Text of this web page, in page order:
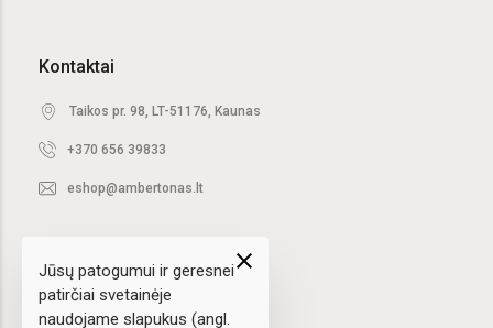
Jūsų patogumui ir geresnei
patirčiai svetainėje
naudojame slapukus (angl.
close
Kontaktai
Taikos pr. 98, LT-51176, Kaunas
+370 656 39833
eshop@ambertonas.lt